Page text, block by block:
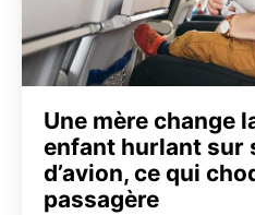
Une mère change
enfant hurlant sur
d’avion, ce qui
passagère